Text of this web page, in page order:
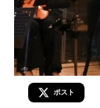
ポスト